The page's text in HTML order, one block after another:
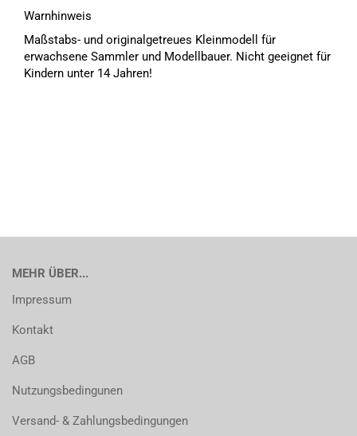
Warnhinweis
Maßstabs- und originalgetreues Kleinmodell für
erwachsene Sammler und Modellbauer. Nicht geeignet für
Kindern unter 14 Jahren!
MEHR ÜBER...
Impressum
Kontakt
AGB
Nutzungsbedingunen
Versand- & Zahlungsbedingungen